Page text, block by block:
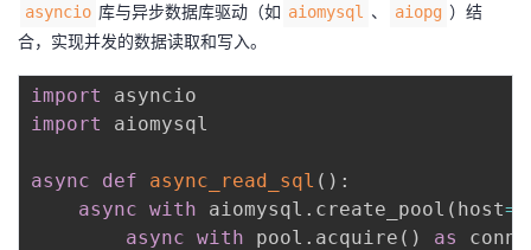
asyncio 库与异步数据库驱动（如 aiomysql 、 aiopg ）结
合，实现并发的数据读取和写入。
import
import
aiomysql
async def async_read_sql ( ) :
async with aiomysql . create_pool ( host=
async with pool . acquire ( ) as conn